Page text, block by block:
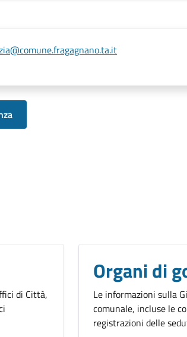
di Città,
Organi di
Le informazioni sulla
comunale, incluse le
registrazioni delle